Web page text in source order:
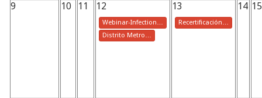
9 10 11 12
Webinar-Infection…
Distrito Metro…
13
Recertificación…
14 15